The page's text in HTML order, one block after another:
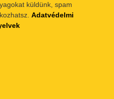
küldünk, spam
Adatvédelmi